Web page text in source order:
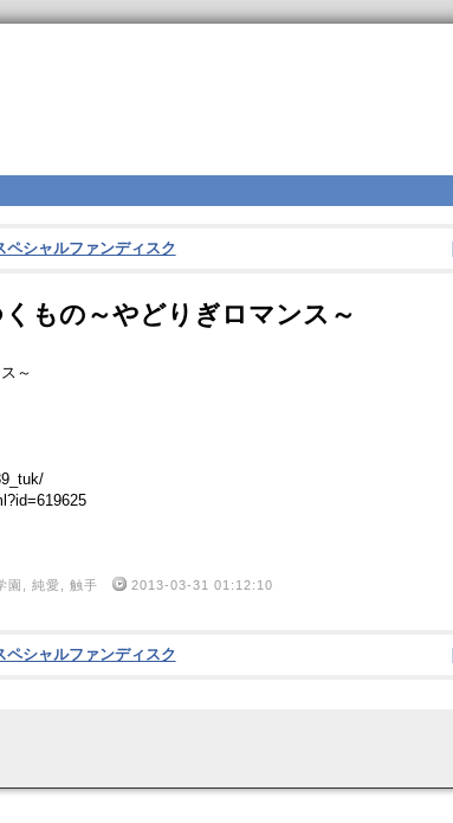
ペシャルファンディスク
もの～やどりぎロマンス～
～
園 純愛 触手 2013-03-31 01:12:10
ペシャルファンディスク